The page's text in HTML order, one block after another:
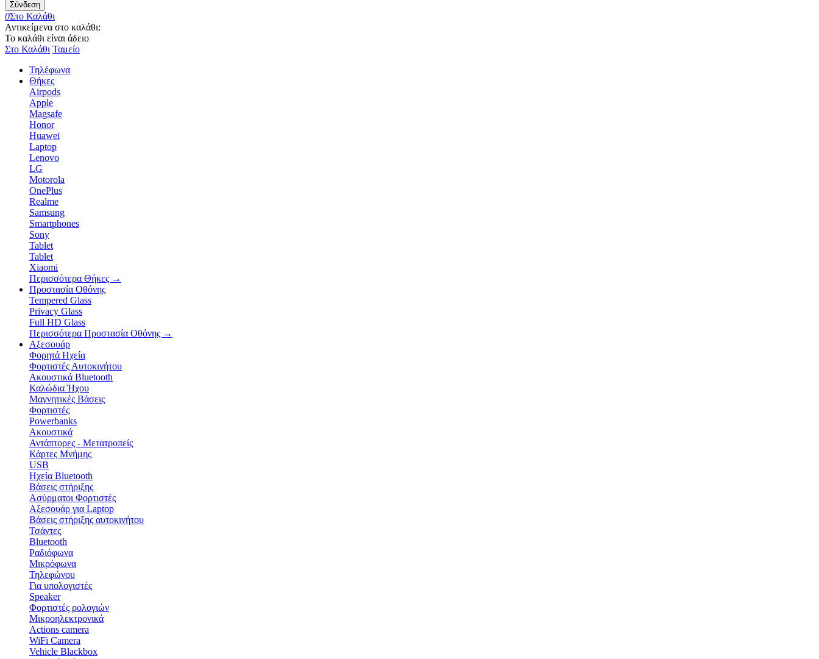
Σύνδεση
0Στο Καλάθι
Αντικείμενα στο καλάθι:
Το καλάθι είναι άδειο
Στο Καλάθι Ταμείο
Τηλέφωνα
Θήκες
Airpods
Apple
Magsafe
Honor
Huawei
Laptop
Lenovo
LG
Motorola
OnePlus
Realme
Samsung
Smartphones
Sony
Tablet
Tablet
Xiaomi
Περισσότερα Θήκες →
Προστασία Οθόνης
Tempered Glass
Privacy Glass
Full HD Glass
Περισσότερα Προστασία Οθόνης →
Αξεσουάρ
Φορητά Ηχεία
Φορτιστές Αυτοκινήτου
Ακουστικά Bluetooth
Καλώδια Ήχου
Μαγνητικές Βάσεις
Φορτιστές
Powerbanks
Ακουστικά
Αντάπτορες - Μετατροπείς
Κάρτες Μνήμης
USB
Ηχεία Bluetooth
Βάσεις στήριξης
Ασύρματοι Φορτιστές
Αξεσουάρ για Laptop
Βάσεις στήριξης αυτοκινήτου
Τσάντες
Bluetooth
Ραδιόφωνα
Μικρόφωνα
Τηλεφώνου
Για υπολογιστές
Speaker
Φορτιστές ρολογιών
Μικροηλεκτρονικά
Actions camera
WiFi Camera
Vehicle Blackbox